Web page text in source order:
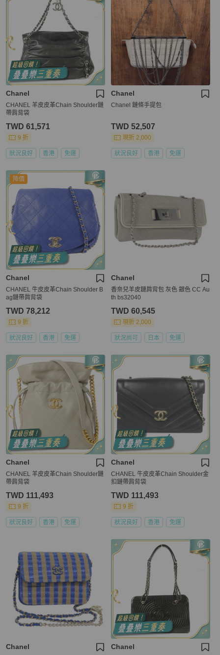
Chanel
CHANEL 羊皮皮革Chain Shoulder鏈
帶肩背袋
TWD 61,571
9 折
狀況良好 香港 免運
Chanel
Chanel 鏈條手提包
TWD 52,507
現折 2,000
狀況良好 香港 免運
降價
Chanel
CHANEL 牛皮皮革Chain Shoulder B
ag鏈帶肩背袋
TWD 78,212
9 折
狀況良好 香港 免運
Chanel
香奈兒羊皮鏈肩背包 灰色 銀色 CC Au
th bs32040
TWD 60,545
現折 2,000
狀況尚可 日本 免運
Chanel
CHANEL 羊皮皮革Chain Shoulder鏈
帶肩背袋
TWD 111,493
9 折
狀況良好 香港 免運
Chanel
CHANEL 牛皮皮革Chain Shoulder金
扣鏈帶肩背袋
TWD 111,493
9 折
狀況良好 香港 免運
Chanel Chanel